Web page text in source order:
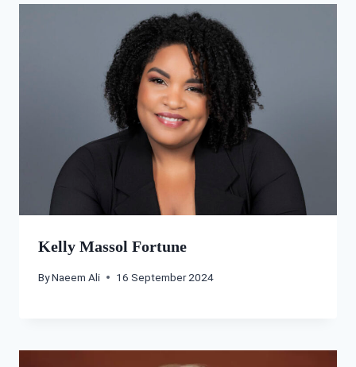
Kelly Massol Fortune
ByNaeem Ali 16 September 2024